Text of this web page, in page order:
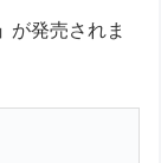
が発売されま